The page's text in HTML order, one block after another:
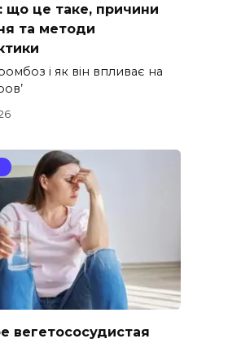
що це таке, причини
та методи
і як він впливає на
вегетососудистая